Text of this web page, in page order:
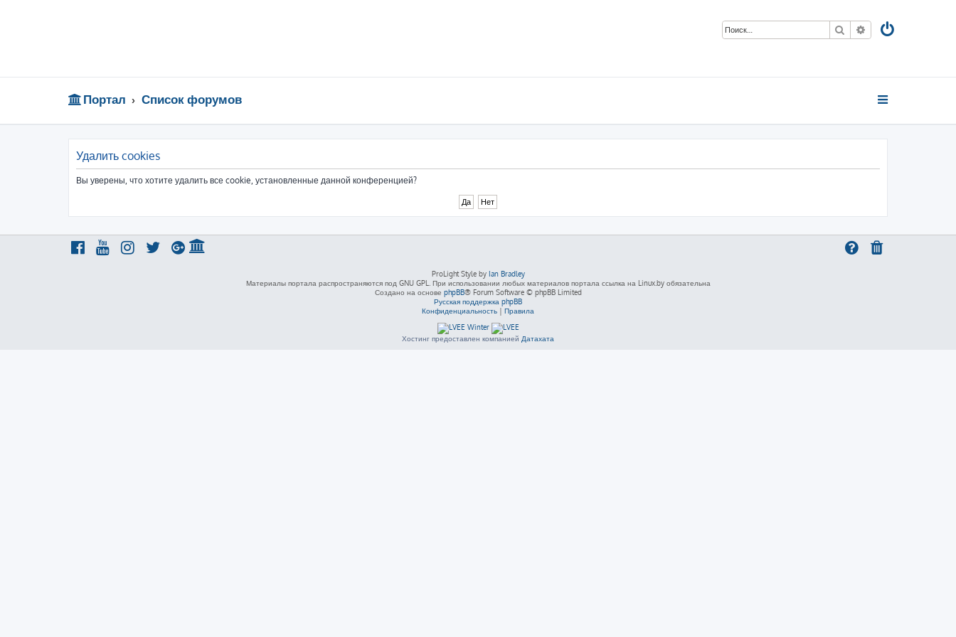
Поиск Расширенный
Портал Список форумов
Удалить cookies
Вы уверены, что хотите удалить все cookie, установленные данной конференцией?
ProLight Style by Ian Bradley
Материалы портала распространяются под GNU GPL. При использовании любых материалов портала ссылка на Linux.by обязательна
Создано на основе phpBB® Forum Software © phpBB Limited
Русская поддержка phpBB
Конфиденциальность | Правила
Хостинг предоставлен компанией Датахата